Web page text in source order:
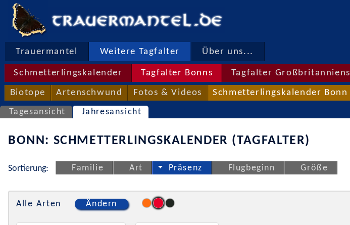
Trauermantel Weitere Tagfalter Über uns...
Schmetterlingskalender Tagfalter Bonns Tagfalter Großbritanniens
Biotope Artenschwund Fotos & Videos Schmetterlingskalender Bonn
Tagesansicht Jahresansicht
BONN: SCHMETTERLINGSKALENDER (TAGFALTER)
Sortierung: Familie Art Präsenz Flugbeginn Größe
Alle Arten Ändern